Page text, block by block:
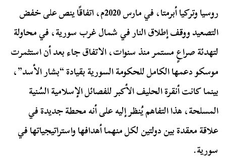
روسيا وتركيا أبرمتا، في مارس 2020م، اتفاقًا ينص على خفض
التصعيد ووقف إطلاق النار في شمال غرب سورية، في محاولة
لتهدئة صراعٍ مستمر منذ سنوات، الاتفاق جاء بعد أن استثمرت
موسكو دعمها الكامل للحكومة السورية بقيادة “بشار الأسد”،
بينما كانت أنقرة الحليف الأكبر للفصائل الإسلامية السُنية
المسلحة، هذا التفاهم يُنظر إليه على أنه محطة جديدة في
علاقة معقدة بين دولتين لكل منهما أهدافها واستراتيجياتها في
سورية.